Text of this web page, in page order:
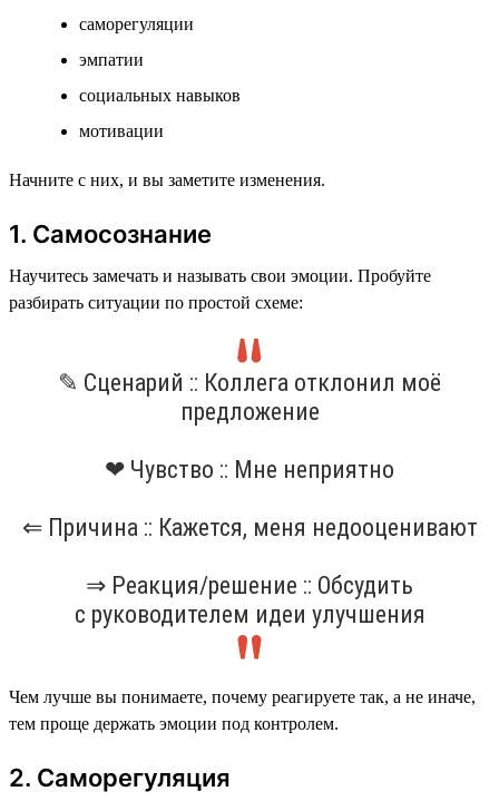
саморегуляции
эмпатии
социальных навыков
мотивации
Начните с них, и вы заметите изменения.
1. Самосознание
Научитесь замечать и называть свои эмоции. Пробуйте
разбирать ситуации по простой схеме:
✎ Сценарий :: Коллега отклонил моё
предложение
❤ Чувство :: Мне неприятно
⇐ Причина :: Кажется, меня недооценивают
⇒ Реакция/решение :: Обсудить
с руководителем идеи улучшения
Чем лучше вы понимаете, почему реагируете так, а не иначе,
тем проще держать эмоции под контролем.
2. Саморегуляция